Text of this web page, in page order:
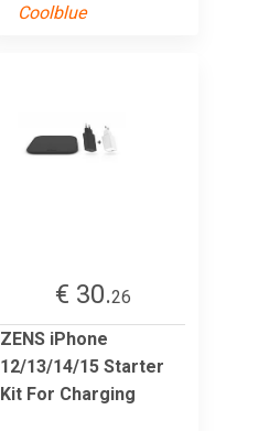
Coolblue
€ 30.26
ZENS iPhone
12/13/14/15 Starter
Kit For Charging